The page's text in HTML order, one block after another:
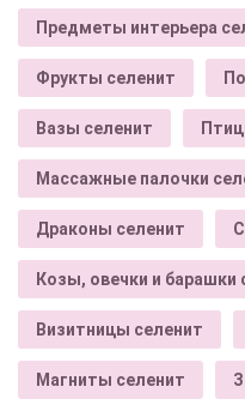
Предметы интерьера
Фрукты селенит
Вазы селенит
Массажные палочки
Драконы селенит
Козы, овечки и барашки
Визитницы селенит
Магниты селенит